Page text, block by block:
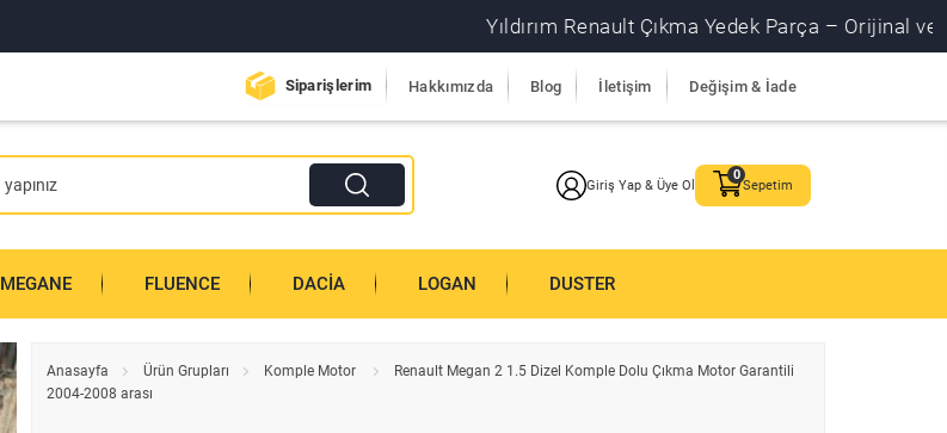
Yıldırım Renault Çıkma Yedek Parça – Orijinal ve
Siparişlerim Hakkımızda Blog İletişim Değişim & İade
Giriş Yap & Üye Ol Sepetim
MEGANE FLUENCE DACIA LOGAN DUSTER
Anasayfa Ürün Grupları Komple Motor
Renault Megan 2 1.5 Dizel Komple Dolu Çıkma Motor Garantili
2004-2008 arası